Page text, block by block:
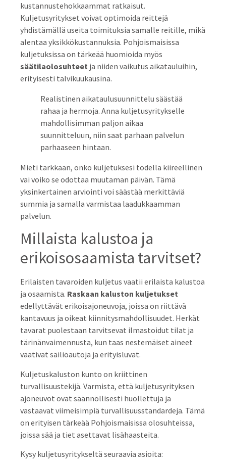
kustannustehokkaammat ratkaisut.
Kuljetusyritykset voivat optimoida reittejä
yhdistämällä useita toimituksia samalle reitille, mikä
alentaa yksikkökustannuksia. Pohjoismaisissa
kuljetuksissa on tärkeää huomioida myös
säätilaolosuhteet ja niiden vaikutus aikatauluihin,
erityisesti talvikuukausina.
Realistinen aikataulusuunnittelu säästää
rahaa ja hermoja. Anna kuljetusyritykselle
mahdollisimman paljon aikaa
suunnitteluun, niin saat parhaan palvelun
parhaaseen hintaan.
Mieti tarkkaan, onko kuljetuksesi todella kiireellinen
vai voiko se odottaa muutaman päivän. Tämä
yksinkertainen arviointi voi säästää merkittäviä
summia ja samalla varmistaa laadukkaamman
palvelun.
Millaista kalustoa ja
erikoisosaamista tarvitset?
Erilaisten tavaroiden kuljetus vaatii erilaista kalustoa
ja osaamista. Raskaan kaluston kuljetukset
edellyttävät erikoisajoneuvoja, joissa on riittävä
kantavuus ja oikeat kiinnitysmahdollisuudet. Herkät
tavarat puolestaan tarvitsevat ilmastoidut tilat ja
tärinänvaimennusta, kun taas nestemäiset aineet
vaativat säiliöautoja ja erityisluvat.
Kuljetuskaluston kunto on kriittinen
turvallisuustekijä. Varmista, että kuljetusyrityksen
ajoneuvot ovat säännöllisesti huollettuja ja
vastaavat viimeisimpiä turvallisuusstandardeja. Tämä
on erityisen tärkeää Pohjoismaisissa olosuhteissa,
joissa sää ja tiet asettavat lisähaasteita.
Kysy kuljetusyritykseltä seuraavia asioita: